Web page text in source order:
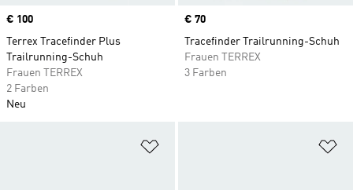
Price
€ 100
Terrex Tracefinder Plus
Trailrunning-Schuh
Frauen TERREX
2 Farben
Neu
Price
€ 70
Tracefinder Trailrunning-Schuh
Frauen TERREX
3 Farben